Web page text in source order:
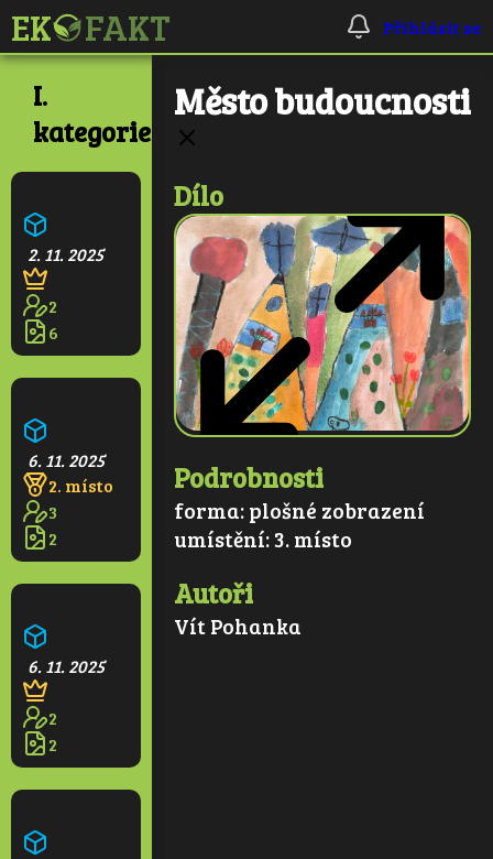
Přihlásit se
I.
kategorie
Ekologická škola
2. 11. 2025
2
6
6. 11. 2025
2. místo
3
2
6. 11. 2025
2
2
Město budoucnosti
Dílo
Podrobnosti
forma:plošné zobrazení
umístění:3. místo
Autoři
Vít Pohanka